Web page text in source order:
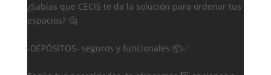
¿Sabías que CECIS te da la solución para ordenar tus
espacios? 🤔
-DEPÓSITOS- seguros y funcionales 📦✅